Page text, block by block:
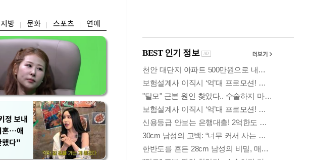
지방 문화 스포츠 연예
정 보내
혼…애
했다"